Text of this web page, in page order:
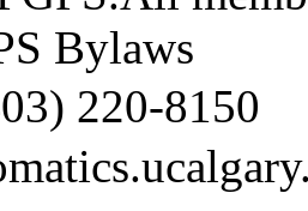
Bylaws
220-8150